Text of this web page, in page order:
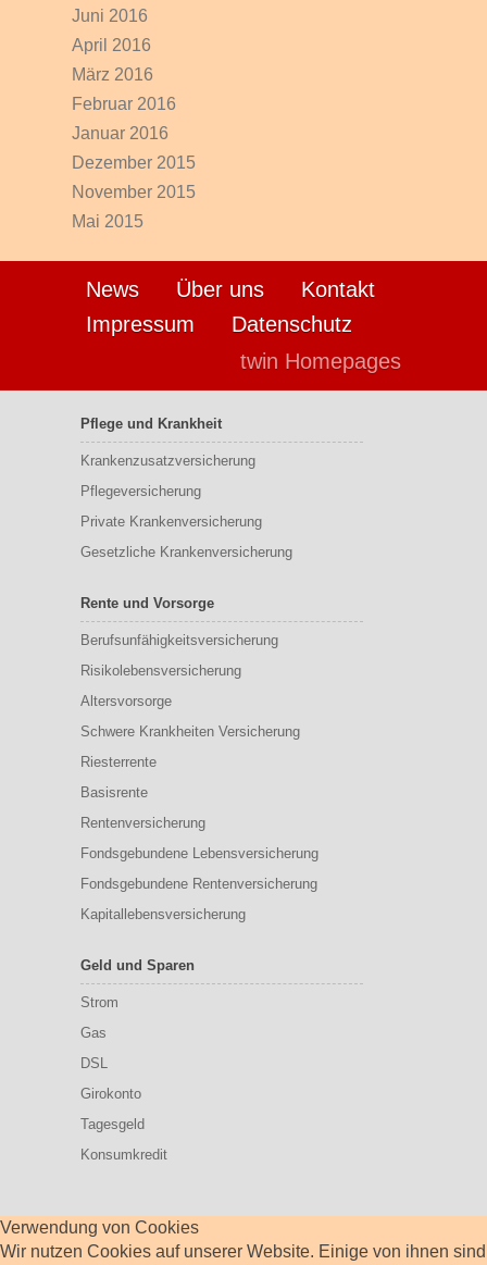
Juni 2016
April 2016
März 2016
Februar 2016
Januar 2016
Dezember 2015
November 2015
Mai 2015
News Über uns
Kontakt
Impressum
Datenschutz
twin Homepages
Pflege und Krankheit
Krankenzusatzversicherung
Pflegeversicherung
Private Krankenversicherung
Gesetzliche Krankenversicherung
Rente und Vorsorge
Berufs­unfähigkeitsversicherung
Risikolebensversicherung
Altersvorsorge
Schwere Krankheiten Versicherung
Riesterrente
Basisrente
Rentenversicherung
Fondsgebundene Lebensversicherung
Fondsgebundene Rentenversicherung
Kapitallebensversicherung
Geld und Sparen
Strom
Gas
DSL
Girokonto
Tagesgeld
Konsumkredit
Verwendung von Cookies
Wir nutzen Cookies auf unserer Website. Einige von ihnen sind